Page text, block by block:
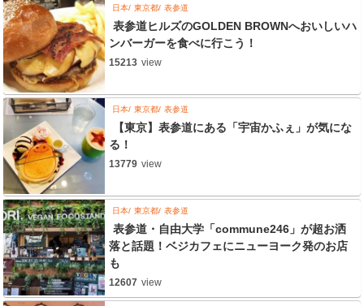
日本 東京都 表参道
表参道ヒルズのGOLDEN BROWNへおいしいハ
ンバーガーを食べに行こう！
15213 view
日本 東京都 表参道
【東京】表参道にある「宇宙かふぇ」が気にな
る！
13779 view
日本 東京都 表参道
表参道・自由大学「commune246」が超お洒
落と話題！ベジカフェにニューヨーク発のお店
も
12607 view